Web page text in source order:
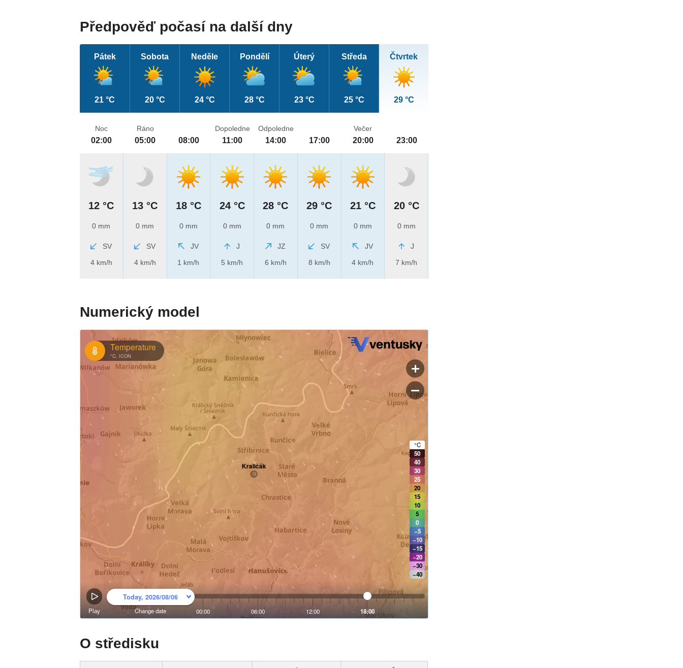
Předpověď počasí na další dny
Pátek
21 °C
Sobota
20 °C
Neděle
24 °C
Pondělí
28 °C
Úterý
23 °C
Středa
25 °C
Čtvrtek
29 °C
Noc
02:00
12 °C
0 mm
SV
4 km/h
Ráno
05:00
13 °C
0 mm
SV
4 km/h
08:00
18 °C
0 mm
JV
1 km/h
Dopoledne
11:00
24 °C
0 mm
J
5 km/h
Odpoledne
14:00
28 °C
0 mm
JZ
6 km/h
17:00
29 °C
0 mm
SV
8 km/h
Večer
20:00
21 °C
0 mm
JV
4 km/h
23:00
20 °C
0 mm
J
7 km/h
Numerický model
O středisku